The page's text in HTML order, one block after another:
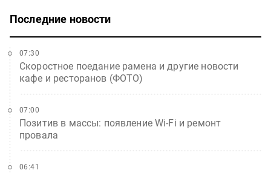
Последние новости
Скоростное поедание рамена и другие новости
кафе и ресторанов (ФОТО)
07:30
Позитив в массы: появление Wi-Fi и ремонт
провала
07:00
06:41